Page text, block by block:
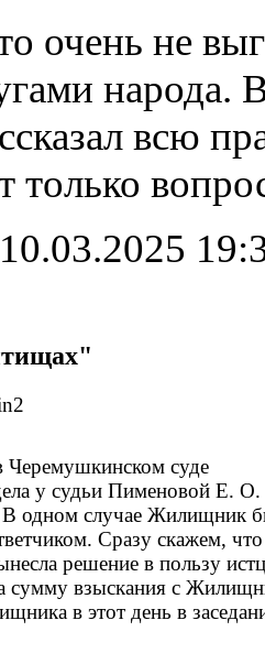
очень не
всю
только
Черемушкинском суде
у судьи Пименовой Е. О.
одном случае Жилищник
Сразу скажем,
решение в пользу
сумму взыскания с
в этот день в